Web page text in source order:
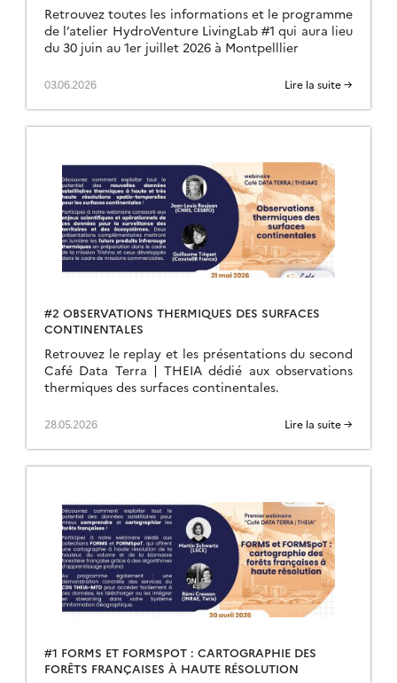
Retrouvez toutes les informations et le programme
de l’atelier HydroVenture LivingLab #1 qui aura lieu
du 30 juin au 1er juillet 2026 à Montpelllier
03.06.2026 Lire la suite →
#2 OBSERVATIONS THERMIQUES DES SURFACES
CONTINENTALES
Retrouvez le replay et les présentations du second
Café Data Terra | THEIA dédié aux observations
thermiques des surfaces continentales.
28.05.2026 Lire la suite →
#1 FORMS ET FORMSPOT : CARTOGRAPHIE DES
FORÊTS FRANÇAISES À HAUTE RÉSOLUTION